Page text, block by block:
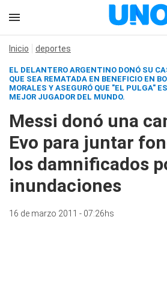
Inicio deportes
EL DELANTERO ARGENTINO DONÓ SU
QUE SEA REMATADA EN BENEFICIO EN
MORALES Y ASEGURÓ QUE "EL PULGA"
MEJOR JUGADOR DEL MUNDO.
Messi donó una
Evo para juntar
los damnificados
inundaciones
16 de marzo 2011 - 07:26hs